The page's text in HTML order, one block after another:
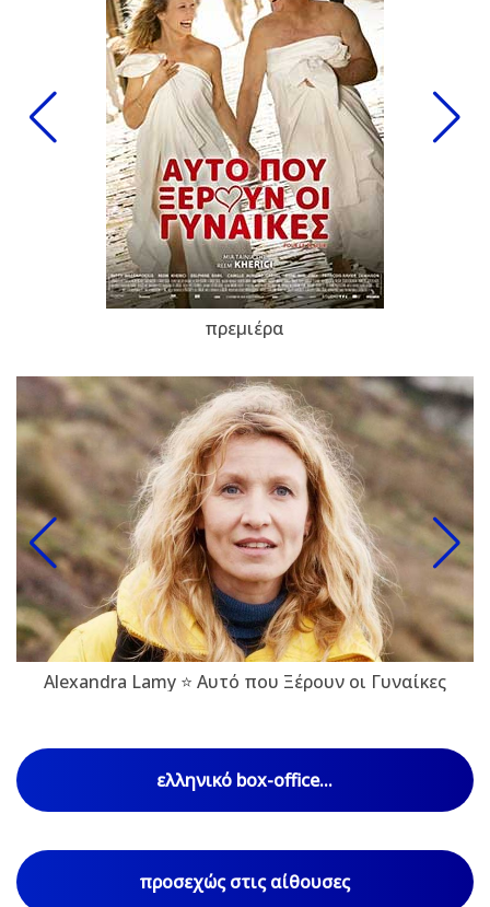
πρεμιέρα
Alexandra Lamy ⭐ Αυτό που Ξέρουν οι Γυναίκες
ελληνικό box-office...
προσεχώς στις αίθουσες